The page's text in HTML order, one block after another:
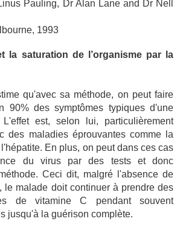
Pauling, Dr Alan Lane and Dr Nell
1993
la saturation de l’organisme par la
qu'avec sa méthode, on peut faire
90% des symptômes typiques d'une
est, selon lui, particulièrement
des maladies éprouvantes comme la
En plus, on peut dans ces cas
du virus par des tests et donc
Ceci dit, malgré l'absence de
le malade doit continuer à prendre des
de vitamine C pendant souvent
jusqu'à la guérison complète.